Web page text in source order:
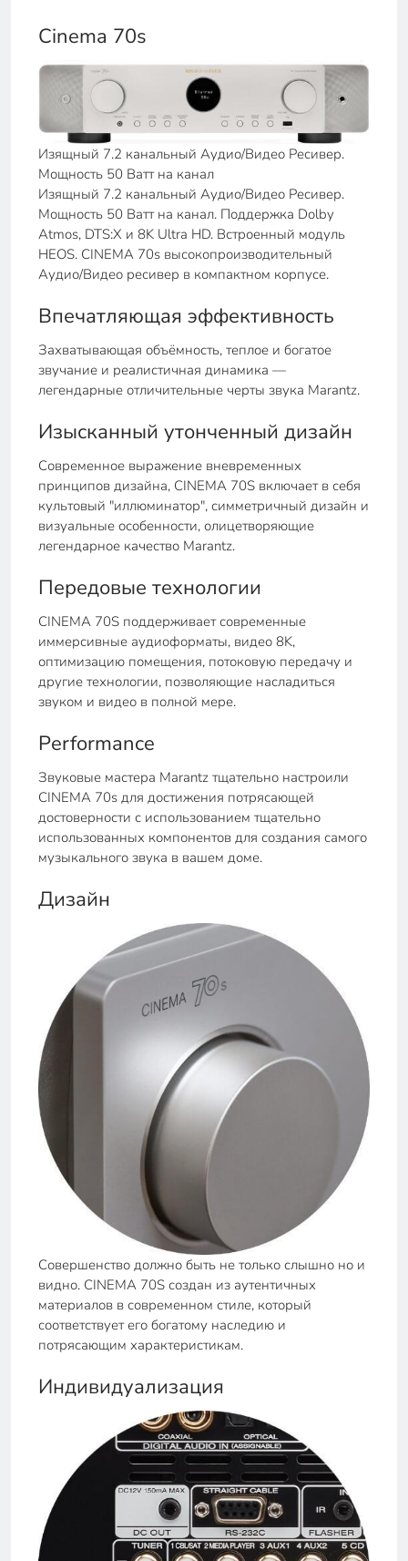
Cinema 70s
Изящный 7.2 канальный Аудио/Видео Ресивер.
Мощность 50 Ватт на канал
Изящный 7.2 канальный Аудио/Видео Ресивер.
Мощность 50 Ватт на канал. Поддержка Dolby
Atmos, DTS:X и 8K Ultra HD. Встроенный модуль
HEOS. CINEMA 70s высокопроизводительный
Аудио/Видео ресивер в компактном корпусе.
Впечатляющая эффективность
Захватывающая объёмность, теплое и богатое
звучание и реалистичная динамика —
легендарные отличительные черты звука Marantz.
Изысканный утонченный дизайн
Современное выражение вневременных
принципов дизайна, CINEMA 70S включает в себя
культовый "иллюминатор", симметричный дизайн и
визуальные особенности, олицетворяющие
легендарное качество Marantz.
Передовые технологии
CINEMA 70S поддерживает современные
иммерсивные аудиоформаты, видео 8K,
оптимизацию помещения, потоковую передачу и
другие технологии, позволяющие насладиться
звуком и видео в полной мере.
Performance
Звуковые мастера Marantz тщательно настроили
CINEMA 70s для достижения потрясающей
достоверности с использованием тщательно
использованных компонентов для создания самого
музыкального звука в вашем доме.
Дизайн
Совершенство должно быть не только слышно но и
видно. CINEMA 70S создан из аутентичных
материалов в современном стиле, который
соответствует его богатому наследию и
потрясающим характеристикам.
Индивидуализация